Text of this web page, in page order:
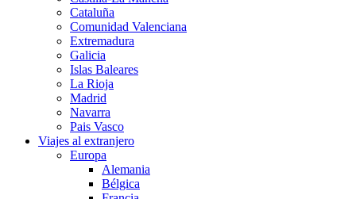
Cataluña
Comunidad Valenciana
Extremadura
Galicia
Islas Baleares
La Rioja
Madrid
Navarra
Pais Vasco
Viajes al extranjero
Europa
Alemania
Bélgica